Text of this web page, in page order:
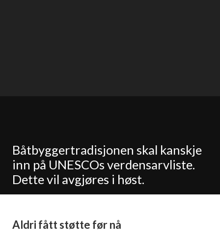
Båtbyggertradisjonen skal kanskje
inn på UNESCOs verdensarvliste.
Dette vil avgjøres i høst.
Aldri fått støtte før nå